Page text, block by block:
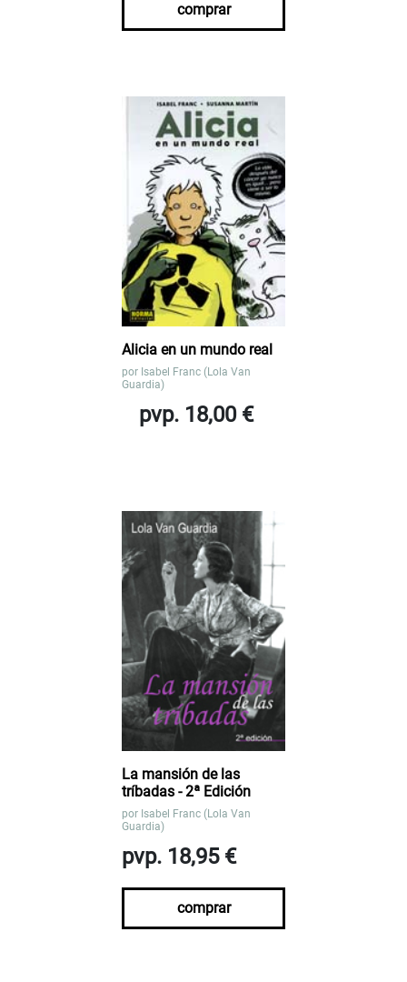
comprar
Alicia en un mundo real
por Isabel Franc (Lola Van
Guardia)
pvp. 18,00 €
La mansión de las
tríbadas - 2ª Edición
por Isabel Franc (Lola Van
Guardia)
pvp. 18,95 €
comprar